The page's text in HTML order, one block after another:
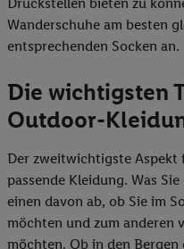
Wanderschuhe am besten
entsprechenden Socken an.
Die wichtigsten
Outdoor-
Der zweitwichtigste Aspekt
passende Kleidung. Was
einen davon ab, ob Sie im
möchten und zum anderen
möchten. Ob in den Bergen